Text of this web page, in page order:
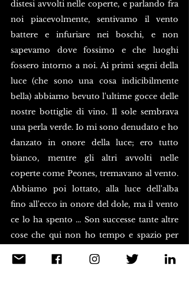
distesi avvolti nelle coperte, e parlando fra
noi piacevolmente, sentivamo il vento
battere e infuriare nei boschi, e non
sapevamo dove fossimo e che luoghi
fossero intorno a noi. Ai primi segni della
luce (che sono una cosa indicibilmente
bella) abbiamo bevuto l'ultime gocce delle
nostre bottiglie di vino. Il sole sembrava
una perla verde. Io mi sono denudato e ho
danzato in onore della luce; ero tutto
bianco, mentre gli altri avvolti nelle
coperte come Peones, tremavano al vento.
Abbiamo poi lottato, alla luce dell'alba
fino all'ecco in onore del dole, ma il vento
ce lo ha spento ... Son successe tante altre
cose che qui non ho tempo e spazio per
presto.